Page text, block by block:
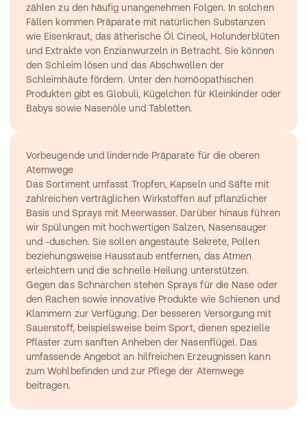
zählen zu den häufig unangenehmen Folgen. In solchen
Fällen kommen Präparate mit natürlichen Substanzen
wie Eisenkraut, das ätherische Öl Cineol, Holunderblüten
und Extrakte von Enzianwurzeln in Betracht. Sie können
den Schleim lösen und das Abschwellen der
Schleimhäute fördern. Unter den homöopathischen
Produkten gibt es Globuli, Kügelchen für Kleinkinder oder
Babys sowie Nasenöle und Tabletten.
Vorbeugende und lindernde Präparate für die oberen
Atemwege
Das Sortiment umfasst Tropfen, Kapseln und Säfte mit
zahlreichen verträglichen Wirkstoffen auf pflanzlicher
Basis und Sprays mit Meerwasser. Darüber hinaus führen
wir Spülungen mit hochwertigen Salzen, Nasensauger
und -duschen. Sie sollen angestaute Sekrete, Pollen
beziehungsweise Hausstaub entfernen, das Atmen
erleichtern und die schnelle Heilung unterstützen.
Gegen das Schnarchen stehen Sprays für die Nase oder
den Rachen sowie innovative Produkte wie Schienen und
Klammern zur Verfügung. Der besseren Versorgung mit
Sauerstoff, beispielsweise beim Sport, dienen spezielle
Pflaster zum sanften Anheben der Nasenflügel. Das
umfassende Angebot an hilfreichen Erzeugnissen kann
zum Wohlbefinden und zur Pflege der Atemwege
beitragen.